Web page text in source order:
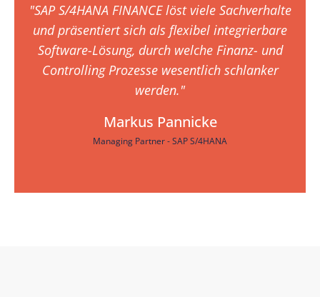
"SAP S/4HANA FINANCE löst viele Sachverhalte
und präsentiert sich als flexibel integrierbare
Software-Lösung, durch welche Finanz- und
Controlling Prozesse wesentlich schlanker
werden."
Markus Pannicke
Managing Partner - SAP S/4HANA